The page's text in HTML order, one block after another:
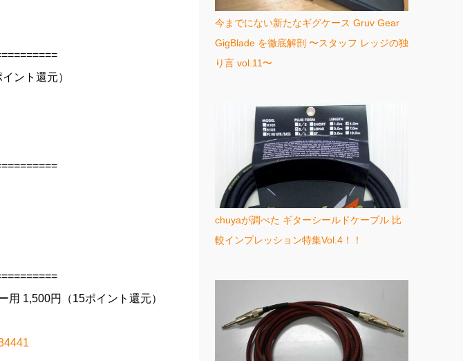
ント還元）
1,500円（15ポイント還元）
今までにない新たなギグケース Gruv Gear
GigBlade を徹底解剖 〜スタッフ レッジの独
り言 vol.11〜
chuyaが調べた ギターシールドケーブル 比
較インプレッション特集Vol.4！！